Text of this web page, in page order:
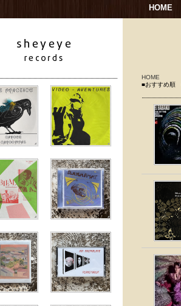
HOME
HOME
■おすすめ順